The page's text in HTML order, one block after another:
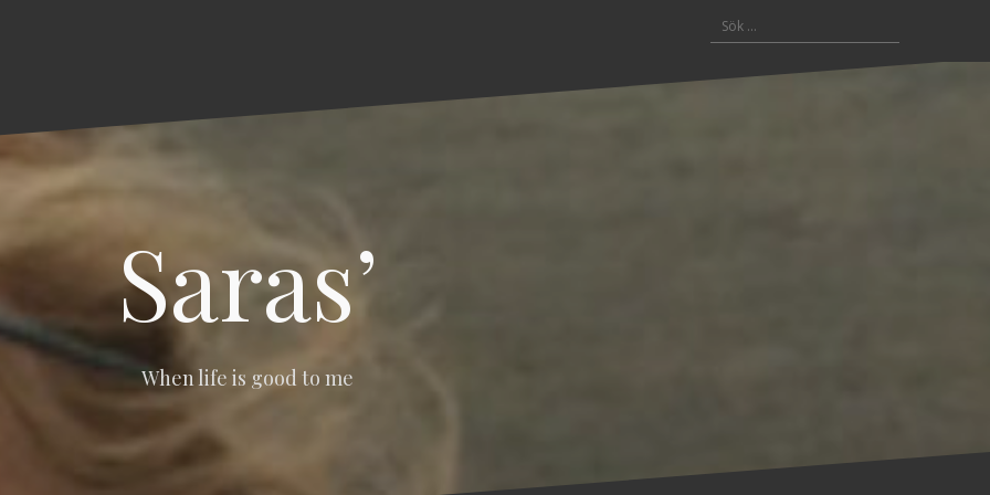
Sök
efter:
Saras’
When life is good to me